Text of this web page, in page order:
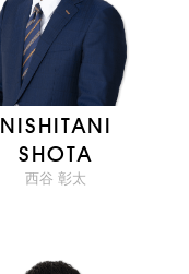
NISHITANI
SHOTA
西谷 彰太